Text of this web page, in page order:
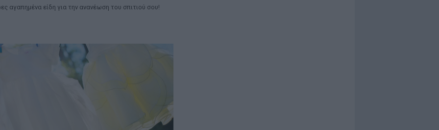
αγαπημένα είδη για την ανανέωση του σπιτιού σου!